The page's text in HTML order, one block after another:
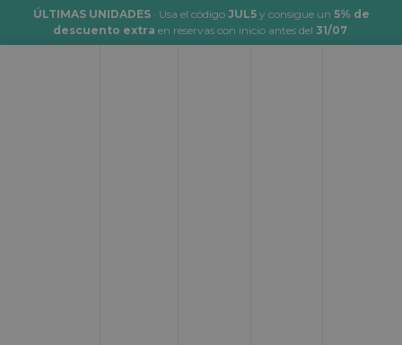
ÚLTIMAS UNIDADES· Usa el código JUL5y consigue un 5% de
descuento extra en reservas con inicio antes del 31/07.